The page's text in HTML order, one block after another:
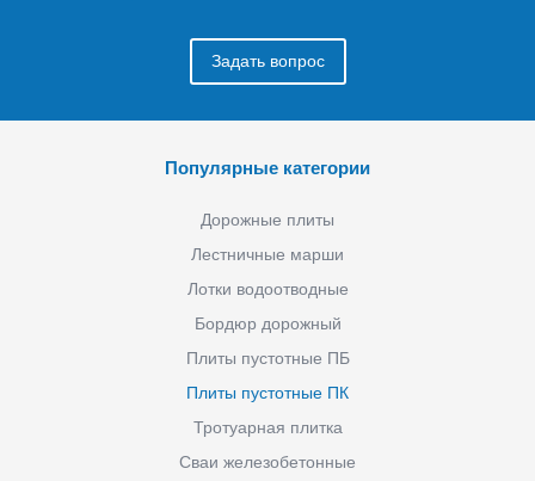
Задать вопрос
Популярные категории
Дорожные плиты
Лестничные марши
Лотки водоотводные
Бордюр дорожный
Плиты пустотные ПБ
Плиты пустотные ПК
Тротуарная плитка
Сваи железобетонные